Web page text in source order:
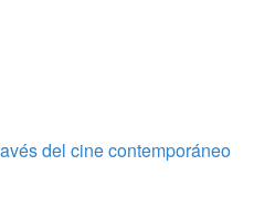
del cine contemporáneo